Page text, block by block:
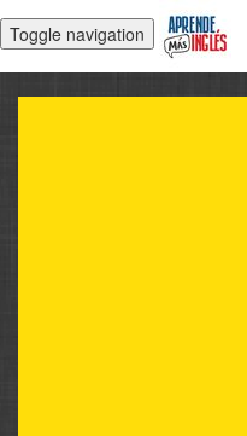
Toggle navigation